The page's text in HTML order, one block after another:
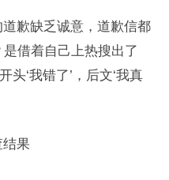
歉缺乏诚意，道歉信都
是借着自己上热搜出了
头‘我错了’，后文‘我真
果